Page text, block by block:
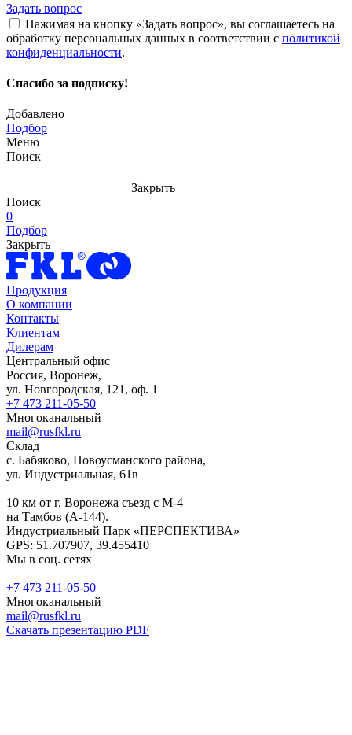
Задать вопрос
Нажимая на кнопку «Задать вопрос», вы соглашаетесь на
обработку персональных данных в соответствии с политикой
конфиденциальности.
Спасибо за подписку!
Добавлено
Подбор
Меню
Поиск
Закрыть
Поиск
0
Подбор
Закрыть
Продукция
О компании
Контакты
Клиентам
Дилерам
Центральный офис
Россия, Воронеж,
ул. Новгородская, 121, оф. 1
+7 473 211-05-50
Многоканальный
mail@rusfkl.ru
Склад
с. Бабяково, Новоусманского района,
ул. Индустриальная, 61в
10 км от г. Воронежа съезд с М-4
на Тамбов (А-144).
Индустриальный Парк «ПЕРСПЕКТИВА»
GPS: 51.707907, 39.455410
Мы в соц. сетях
+7 473 211-05-50
Многоканальный
mail@rusfkl.ru
Скачать презентацию PDF